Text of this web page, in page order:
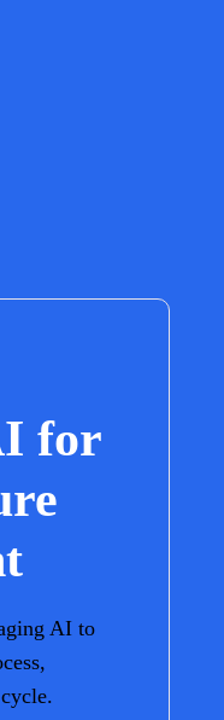
for
AI to